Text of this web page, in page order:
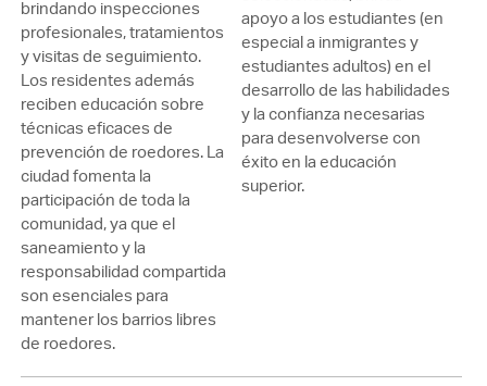
brindando inspecciones
profesionales, tratamientos
y visitas de seguimiento.
Los residentes además
reciben educación sobre
técnicas eficaces de
prevención de roedores. La
ciudad fomenta la
participación de toda la
comunidad, ya que el
saneamiento y la
responsabilidad compartida
son esenciales para
mantener los barrios libres
de roedores.
apoyo a los estudiantes (en
especial a inmigrantes y
estudiantes adultos) en el
desarrollo de las habilidades
y la confianza necesarias
para desenvolverse con
éxito en la educación
superior.